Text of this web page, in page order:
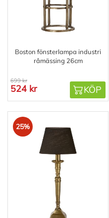
Boston fönsterlampa industri
råmässing 26cm
699 kr
524 kr KÖP
25%